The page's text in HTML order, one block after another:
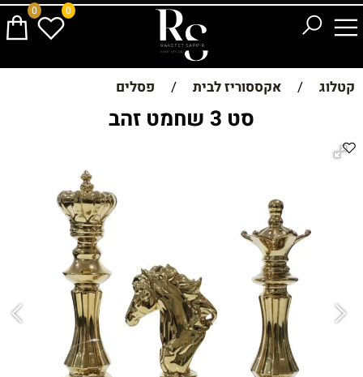
0 0
קטלוג / אקססוריז לבית / פסלים
סט 3 שחמט זהב